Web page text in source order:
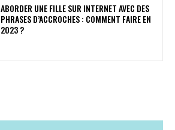
ABORDER UNE FILLE SUR INTERNET AVEC DES
PHRASES D’ACCROCHES : COMMENT FAIRE EN
2023 ?